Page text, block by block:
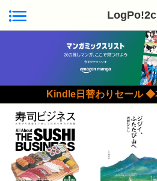
Kindle日替わりセール ◆